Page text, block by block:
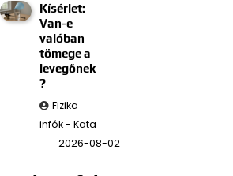
Kísérlet:
Van-e
valóban
tömege a
levegőnek
?
Fizika
infók - Kata
2026-08-02